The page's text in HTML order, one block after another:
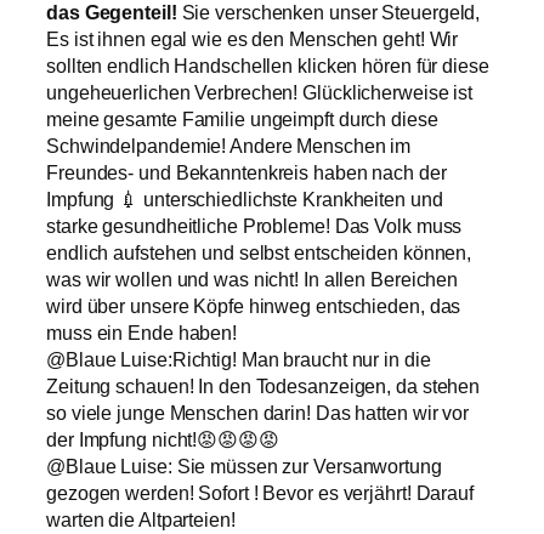
das Gegenteil! Sie verschenken unser Steuergeld,
Es ist ihnen egal wie es den Menschen geht! Wir
sollten endlich Handschellen klicken hören für diese
ungeheuerlichen Verbrechen! Glücklicherweise ist
meine gesamte Familie ungeimpft durch diese
Schwindelpandemie! Andere Menschen im
Freundes- und Bekanntenkreis haben nach der
Impfung 💉 unterschiedlichste Krankheiten und
starke gesundheitliche Probleme! Das Volk muss
endlich aufstehen und selbst entscheiden können,
was wir wollen und was nicht! In allen Bereichen
wird über unsere Köpfe hinweg entschieden, das
muss ein Ende haben!
@Blaue Luise:Richtig! Man braucht nur in die
Zeitung schauen! In den Todesanzeigen, da stehen
so viele junge Menschen darin! Das hatten wir vor
der Impfung nicht!😡😡😡😡
@Blaue Luise: Sie müssen zur Versanwortung
gezogen werden! Sofort ! Bevor es verjährt! Darauf
warten die Altparteien!